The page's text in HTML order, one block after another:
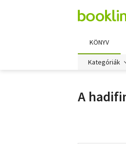
KÖNYV
Kategóriák
A